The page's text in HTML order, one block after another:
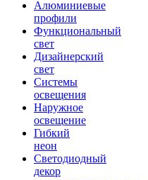
Алюминиевые
профили
Функциональный
свет
Дизайнерский
свет
Системы
освещения
Наружное
освещение
Гибкий
неон
Светодиодный
декор